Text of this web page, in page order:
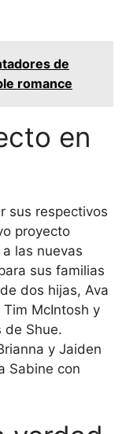
de
romance
en
sus respectivos
proyecto
las nuevas
sus familias
dos hijas, Ava
McIntosh y
de Shue.
y Jaiden
Sabine con